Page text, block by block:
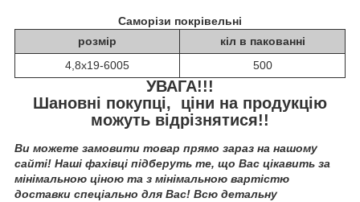
розмір кіл в пакованні
Саморізи покрівельні
4,8х19-6005 500
УВАГА!!!
Шановні покупці, ціни на продукцію
можуть відрізнятися!!
Ви можете замовити товар прямо зараз на нашому
сайті! Наші фахівці підберуть те, що Вас цікавить за
мінімальною ціною та з мінімальною вартістю
доставки спеціально для Вас! Всю детальну